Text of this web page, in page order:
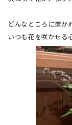
どんなところに置か
いつも花を咲かせる